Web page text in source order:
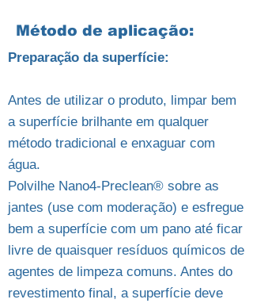
Método de aplicação:
Preparação da superfície:
Antes de utilizar o produto, limpar bem
a superfície brilhante em qualquer
método tradicional e enxaguar com
água.
Polvilhe Nano4-Preclean® sobre as
jantes (use com moderação) e esfregue
bem a superfície com um pano até ficar
livre de quaisquer resíduos químicos de
agentes de limpeza comuns. Antes do
revestimento final, a superfície deve